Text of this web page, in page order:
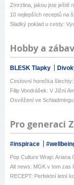
Zmrzlina, jakou jste ještě
10 nejlepších receptů na
Sladký poklad u cesty:
Hobby a
BLESK Tlapky
Cestovní horečka
Filip Vondrášek: V Jižní
Osvěžení ve
Pro generaci Z
#inspirace
Pop Culture Wrap: Ariana
Alt news: MGK v tom zas
RECEPT: Perfektní letní